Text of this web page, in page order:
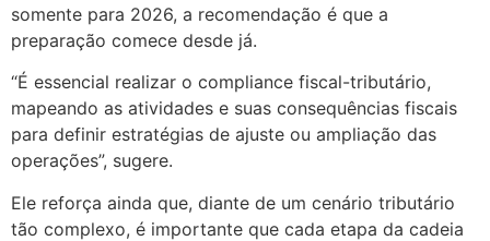
somente para 2026, a recomendação é que a
preparação comece desde já.
“É essencial realizar o compliance fiscal-tributário,
mapeando as atividades e suas consequências fiscais
para definir estratégias de ajuste ou ampliação das
operações”, sugere.
Ele reforça ainda que, diante de um cenário tributário
tão complexo, é importante que cada etapa da cadeia